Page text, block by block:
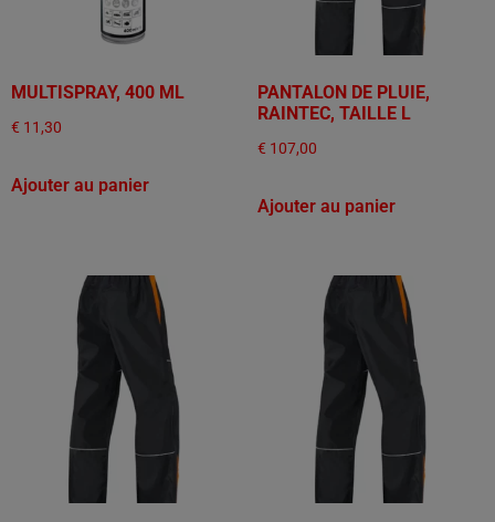
MULTISPRAY, 400 ML
€ 11,30
Ajouter au panier
PANTALON DE PLUIE,
RAINTEC, TAILLE L
€ 107,00
Ajouter au panier